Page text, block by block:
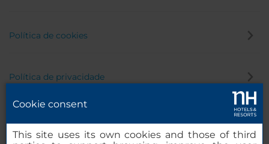
Política de cookies
Política de privacidade
Cookie consent
This site uses its own cookies and those of third